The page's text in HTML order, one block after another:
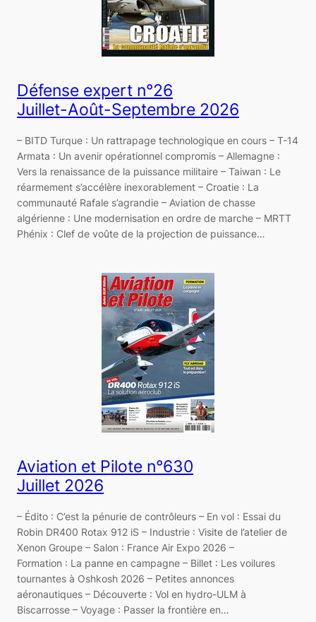
Défense expert n°26
Juillet-Août-Septembre 2026
– BITD Turque : Un rattrapage technologique en cours – T-14
Armata : Un avenir opérationnel compromis – Allemagne :
Vers la renaissance de la puissance militaire – Taiwan : Le
réarmement s’accélère inexorablement – Croatie : La
communauté Rafale s’agrandie – Aviation de chasse
algérienne : Une modernisation en ordre de marche – MRTT
Phénix : Clef de voûte de la projection de puissance…
Aviation et Pilote n°630
Juillet 2026
– Édito : C’est la pénurie de contrôleurs – En vol : Essai du
Robin DR400 Rotax 912 iS – Industrie : Visite de l’atelier de
Xenon Groupe – Salon : France Air Expo 2026 –
Formation : La panne en campagne – Billet : Les voilures
tournantes à Oshkosh 2026 – Petites annonces
aéronautiques – Découverte : Vol en hydro-ULM à
Biscarrosse – Voyage : Passer la frontière en…